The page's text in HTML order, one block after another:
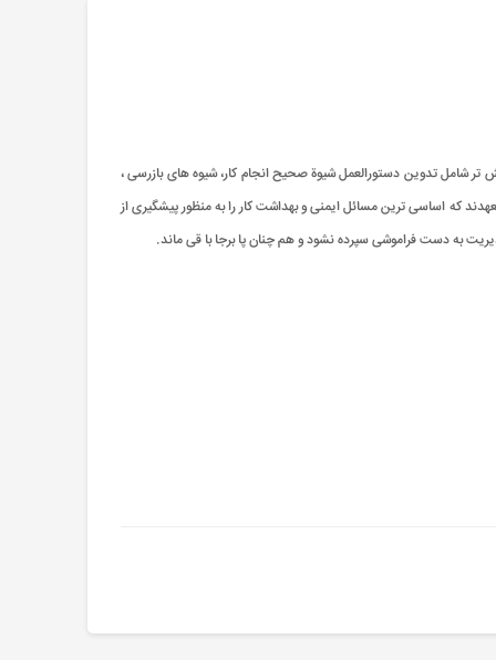
تر شامل تدوین دستورالعمل شیوة صحیح انجام کار، شیوه های بازرسی ،
که اساسی ترین مسائل ایمنی و بهداشت کار را به منظور پیشگیری از
به دست فراموشی سپرده نشود و هم چنان پا برجا با قی ماند.